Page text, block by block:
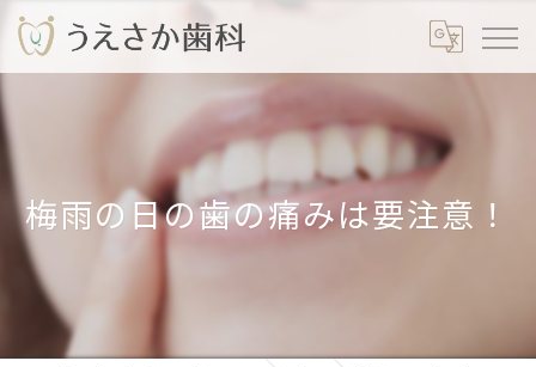
梅雨の日の歯の痛みは要注意！